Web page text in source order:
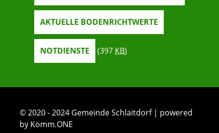
AKTUELLE BODENRICHTWERTE
NOTDIENSTE (397 KB)
© 2020 - 2024 Gemeinde Schlaitdorf | powered
by Komm.ONE